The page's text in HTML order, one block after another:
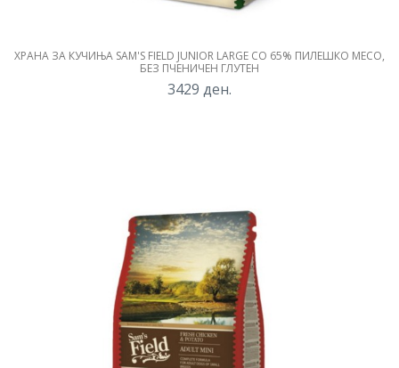
ХРАНА ЗА КУЧИЊА SAM'S FIELD JUNIOR LARGE СО 65% ПИЛЕШКО МЕСО,
БЕЗ ПЧЕНИЧЕН ГЛУТЕН
3429 ден.